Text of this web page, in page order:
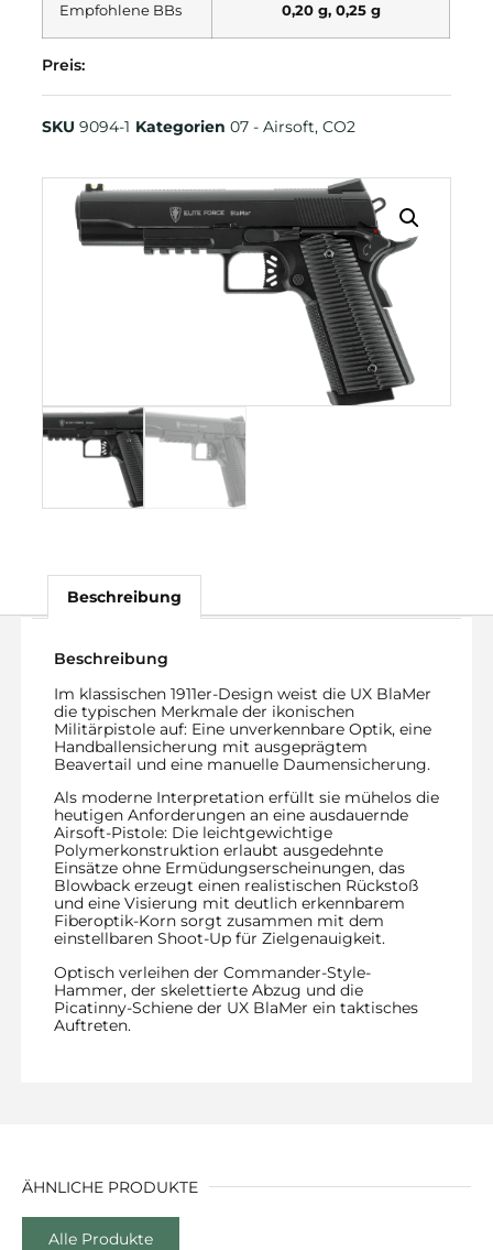
Empfohlene BBs 0,20 g, 0,25 g
Preis:
SKU9094-1 Kategorien07 - Airsoft,CO2
Beschreibung
Beschreibung
Im klassischen 1911er-Design weist die UX BlaMer
die typischen Merkmale der ikonischen
Militärpistole auf: Eine unverkennbare Optik, eine
Handballensicherung mit ausgeprägtem
Beavertail und eine manuelle Daumensicherung.
Als moderne Interpretation erfüllt sie mühelos die
heutigen Anforderungen an eine ausdauernde
Airsoft-Pistole: Die leichtgewichtige
Polymerkonstruktion erlaubt ausgedehnte
Einsätze ohne Ermüdungserscheinungen, das
Blowback erzeugt einen realistischen Rückstoß
und eine Visierung mit deutlich erkennbarem
Fiberoptik-Korn sorgt zusammen mit dem
einstellbaren Shoot-Up für Zielgenauigkeit.
Optisch verleihen der Commander-Style-
Hammer, der skelettierte Abzug und die
Picatinny-Schiene der UX BlaMer ein taktisches
Auftreten.
ÄHNLICHE PRODUKTE
Alle Produkte